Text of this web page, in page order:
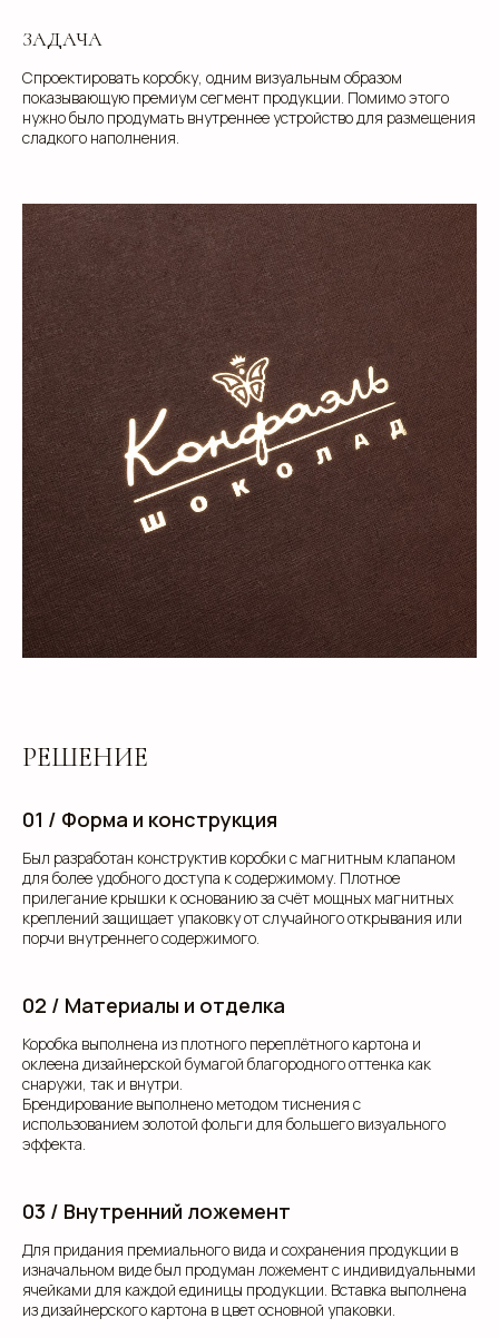
ЗАДАЧА
Спроектировать коробку, одним визуальным образом
показывающую премиум сегмент продукции. Помимо этого
нужно было продумать внутреннее устройство для размещения
сладкого наполнения.
РЕШЕНИЕ
01 / Форма и конструкция
Был разработан конструктив коробки с магнитным клапаном
для более удобного доступа к содержимому. Плотное
прилегание крышки к основанию за счёт мощных магнитных
креплений защищает упаковку от случайного открывания или
порчи внутреннего содержимого.
02 / Материалы и отделка
Коробка выполнена из плотного переплётного картона и
оклеена дизайнерской бумагой благородного оттенка как
снаружи, так и внутри.
Брендирование выполнено методом тиснения с
использованием золотой фольги для большего визуального
эффекта.
03 / Внутренний ложемент
Для придания премиального вида и сохранения продукции в
изначальном виде был продуман ложемент с индивидуальными
ячейками для каждой единицы продукции. Вставка выполнена
из дизайнерского картона в цвет основной упаковки.